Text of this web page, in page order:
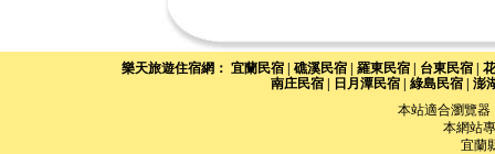
本站適合瀏覽
本網站
宜蘭